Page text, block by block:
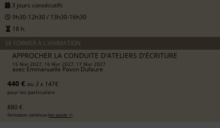
3 jours consécutifs
9h30-12h30 / 13h30-16h30
18 h.
SE FORMER À L'ANIMATION
APPROCHER LA CONDUITE D'ATELIERS D'ÉCRITURE
15 févr 2027, 16 févr 2027, 17 févr 2027
avec Emmanuelle Pavon Dufaure
440 € ou 3 x 147€
pour les particuliers
880 €
formation continue (en savoir +)